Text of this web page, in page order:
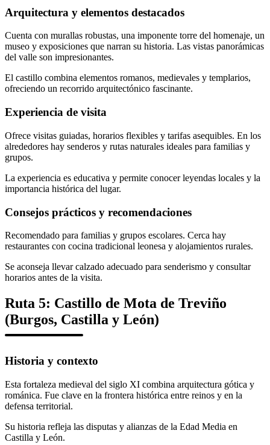
Arquitectura y elementos destacados
Cuenta con murallas robustas, una imponente torre del homenaje, un
museo y exposiciones que narran su historia. Las vistas panorámicas
del valle son impresionantes.
El castillo combina elementos romanos, medievales y templarios,
ofreciendo un recorrido arquitectónico fascinante.
Experiencia de visita
Ofrece visitas guiadas, horarios flexibles y tarifas asequibles. En los
alrededores hay senderos y rutas naturales ideales para familias y
grupos.
La experiencia es educativa y permite conocer leyendas locales y la
importancia histórica del lugar.
Consejos prácticos y recomendaciones
Recomendado para familias y grupos escolares. Cerca hay
restaurantes con cocina tradicional leonesa y alojamientos rurales.
Se aconseja llevar calzado adecuado para senderismo y consultar
horarios antes de la visita.
Ruta 5: Castillo de Mota de Treviño
(Burgos, Castilla y León)
Historia y contexto
Esta fortaleza medieval del siglo XI combina arquitectura gótica y
románica. Fue clave en la frontera histórica entre reinos y en la
defensa territorial.
Su historia refleja las disputas y alianzas de la Edad Media en
Castilla y León.